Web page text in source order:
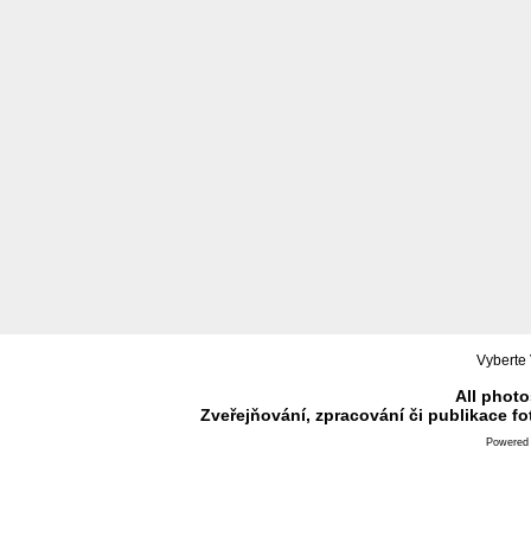
Vyberte
All
Zveřejňování, zpracování či publikace